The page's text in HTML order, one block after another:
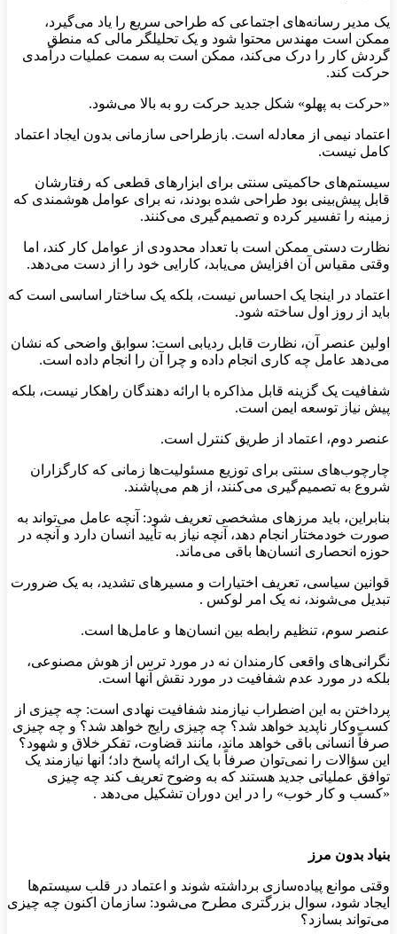
یک مدیر رسانه‌های اجتماعی که طراحی سریع را یاد می‌گیرد،
ممکن است مهندس محتوا شود و یک تحلیلگر مالی که منطق
گردش کار را درک می‌کند، ممکن است به سمت عملیات درآمدی
حرکت کند.
«حرکت به پهلو» شکل جدید حرکت رو به بالا می‌شود.
اعتماد نیمی از معادله است. بازطراحی سازمانی بدون ایجاد اعتماد
کامل نیست.
سیستم‌های حاکمیتی سنتی برای ابزارهای قطعی که رفتارشان
قابل پیش‌بینی بود طراحی شده بودند، نه برای عوامل هوشمندی که
زمینه را تفسیر کرده و تصمیم‌گیری می‌کنند.
نظارت دستی ممکن است با تعداد محدودی از عوامل کار کند، اما
وقتی مقیاس آن افزایش می‌یابد، کارایی خود را از دست می‌دهد.
اعتماد در اینجا یک احساس نیست، بلکه یک ساختار اساسی است که
باید از روز اول ساخته شود.
اولین عنصر آن، نظارت قابل ردیابی است: سوابق واضحی که نشان
می‌دهد عامل چه کاری انجام داده و چرا آن را انجام داده است.
شفافیت یک گزینه قابل مذاکره با ارائه دهندگان راهکار نیست، بلکه
پیش نیاز توسعه ایمن است.
عنصر دوم، اعتماد از طریق کنترل است.
چارچوب‌های سنتی برای توزیع مسئولیت‌ها زمانی که کارگزاران
شروع به تصمیم‌گیری می‌کنند، از هم می‌پاشند.
بنابراین، باید مرزهای مشخصی تعریف شود: آنچه عامل می‌تواند به
صورت خودمختار انجام دهد، آنچه نیاز به تأیید انسان دارد و آنچه در
حوزه انحصاری انسان‌ها باقی می‌ماند.
قوانین سیاسی، تعریف اختیارات و مسیرهای تشدید، به یک ضرورت
تبدیل می‌شوند، نه یک امر لوکس .
عنصر سوم، تنظیم رابطه بین انسان‌ها و عامل‌ها است.
نگرانی‌های واقعی کارمندان نه در مورد ترس از هوش مصنوعی،
بلکه در مورد عدم شفافیت در مورد نقش آنها است.
پرداختن به این اضطراب نیازمند شفافیت نهادی است: چه چیزی از
کسب‌وکار ناپدید خواهد شد؟ چه چیزی رایج خواهد شد؟ و چه چیزی
صرفاً انسانی باقی خواهد ماند، مانند قضاوت، تفکر خلاق و شهود؟
این سؤالات را نمی‌توان صرفاً با یک ارائه پاسخ داد؛ آنها نیازمند یک
توافق عملیاتی جدید هستند که به وضوح تعریف کند چه چیزی
«کسب و کار خوب» را در این دوران تشکیل می‌دهد .
بنیاد بدون مرز
وقتی موانع پیاده‌سازی برداشته شوند و اعتماد در قلب سیستم‌ها
ایجاد شود، سوال بزرگتری مطرح می‌شود: سازمان اکنون چه چیزی
می‌تواند بسازد؟